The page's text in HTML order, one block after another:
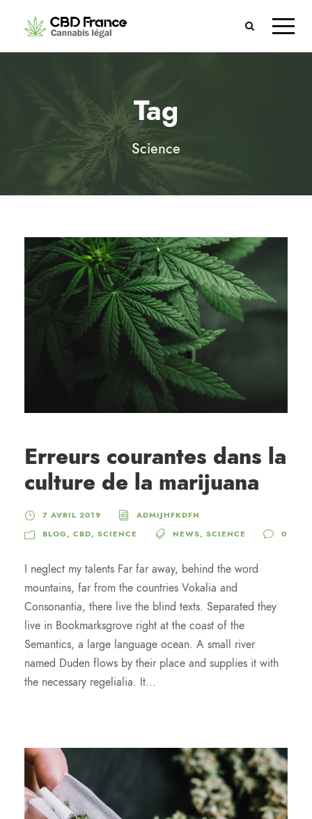
Tag
Science
Erreurs courantes dans la
culture de la marijuana
7 AVRIL 2019
ADMIJHFKDFN
BLOG, CBD, SCIENCE NEWS, SCIENCE 0
I neglect my talents Far far away, behind the word
mountains, far from the countries Vokalia and
Consonantia, there live the blind texts. Separated they
live in Bookmarksgrove right at the coast of the
Semantics, a large language ocean. A small river
named Duden flows by their place and supplies it with
the necessary regelialia. It...